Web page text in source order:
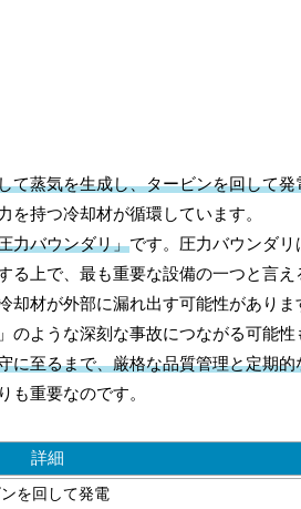
て蒸気を生成し、タービンを回して発
持つ冷却材が循環しています。
力バウンダリ」です。圧力バウンダ
上で、最も重要な設備の一つと言え
材が外部に漏れ出す可能性がありま
ような深刻な事故につながる可能性
に至るまで、厳格な品質管理と定期
も重要なのです。
詳細
を回して発電